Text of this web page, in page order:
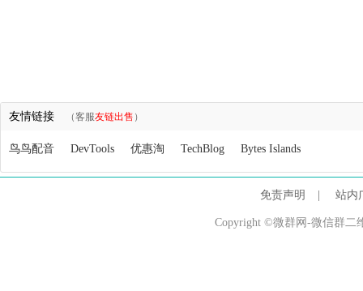
友情链接 （客服友链出售 ）
鸟鸟配音 DevTools 优惠淘 TechBlog Bytes Islands
免责声明 站内
Copyright ©微群网-微信群二